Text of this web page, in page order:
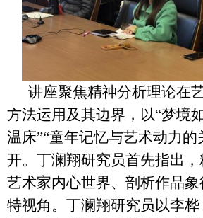
讲座聚焦精神分析理论在
方法运用及其边界，以“梦境
温床”“童年记忆与艺术动力的
开。丁澜翔研究员首先指出
艺术家内心世界、剖析作品
特视角。丁澜翔研究员以李